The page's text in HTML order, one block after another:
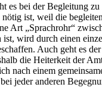
es bei der Begleitung
ist, weil die
Art „Sprachrohr“
wird durch einen
Auch geht es
die Heiterkeit der
nach einem
jeder anderen